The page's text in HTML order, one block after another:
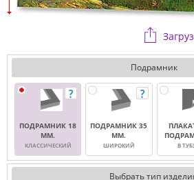
Подрамник
ПОДРАМНИК 18
ММ.
КЛАССИЧЕСКИЙ
ПОДРАМНИК 35
ММ.
ШИРОКИЙ В
Выбрать тип